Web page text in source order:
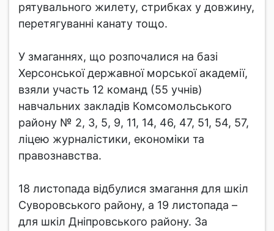
рятувального жилету, стрибках у довжину,
перетягуванні канату тощо.
У змаганнях, що розпочалися на базі
Херсонської державної морської академії,
взяли участь 12 команд (55 учнів)
навчальних закладів Комсомольського
району № 2, 3, 5, 9, 11, 14, 46, 47, 51, 54, 57,
ліцею журналістики, економіки та
правознавства.
18 листопада відбулися змагання для шкіл
Суворовського району, а 19 листопада –
для шкіл Дніпровського району. За